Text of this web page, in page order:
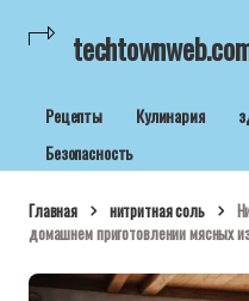
Рецепты Кулинария
Безопасность
Главная нитритная соль
домашнем приготовлении мясных